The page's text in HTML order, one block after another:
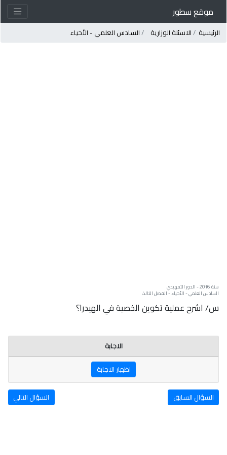
موقع سطور
الرئيسية الاسئلة الوزارية السادس العلمي - الأحياء
سنة: 2016 - الدور التمهيدي
السادس العلمي - الأحياء - الفصل الثالث
س/ اشرح عملية تكوين الخصية في الهيدرا؟
الاجابة
اظهار الاجابة
السؤال السابق السؤال التالي